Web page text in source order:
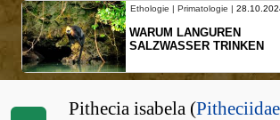
Ethologie | Primatologie |
WARUM LANGUREN
SALZWASSER TRINKEN
Pithecia isabela (Pitheciidae